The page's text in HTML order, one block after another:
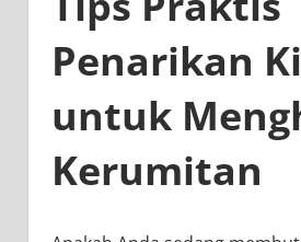
Penarikan
untuk
Kerumitan